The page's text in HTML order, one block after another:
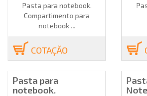
Pasta para notebook.
Compartimento para
notebook ...
COTAÇÃO
Pasta para
notebook.